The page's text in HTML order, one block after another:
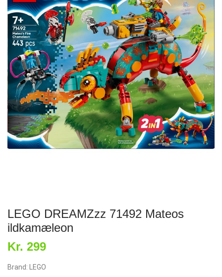
LEGO DREAMZzz 71492 Mateos
ildkamæleon
Kr. 299
Brand: LEGO